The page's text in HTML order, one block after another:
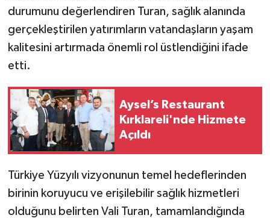
durumunu değerlendiren Turan, sağlık alanında
gerçekleştirilen yatırımların vatandaşların yaşam
kalitesini artırmada önemli rol üstlendiğini ifade
etti.
Aysel’s Restaurant
Kırklareli'nde Hizmete
Açıldı
Türkiye Yüzyılı vizyonunun temel hedeflerinden
birinin koruyucu ve erişilebilir sağlık hizmetleri
olduğunu belirten Vali Turan, tamamlandığında